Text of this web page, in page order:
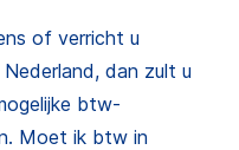
of verricht u
dan zult u
btw-
Moet ik btw in